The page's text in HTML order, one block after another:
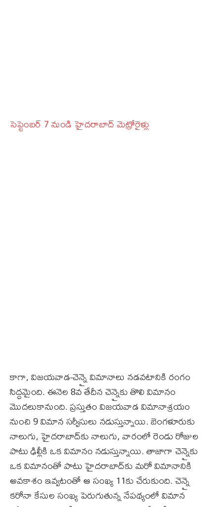
సెప్టెంబర్‌ 7 నుండి హైదరాబాద్‌ మెట్రోరైళ్లు
కాగా, విజయవాడ-చెన్నై విమానాలు నడవటానికి రంగం
సిద్ధమైంది. ఈనెల 8వ తేదీన చెన్నైకు తొలి విమానం
మొదలుకానుంది. ప్రస్తుతం విజయవాడ విమానాశ్రయం
నుంచి 9 విమాన సర్వీసులు నడుస్తున్నాయి. బెంగళూరుకు
నాలుగు, హైదరాబాద్‌కు నాలుగు, వారంలో రెండు రోజుల
పాటు ఢిల్లీకి ఒక విమానం నడుస్తున్నాయి. తాజాగా చెన్నైకు
ఒక విమానంతో పాటు హైదరాబాద్‌కు మరో విమానానికి
అవకాశం ఇవ్వటంతో ఆ సంఖ్య 11కు చేరుకుంది. చెన్నై
కరోనా కేసుల సంఖ్య పెరుగుతున్న నేపథ్యంలో విమాన